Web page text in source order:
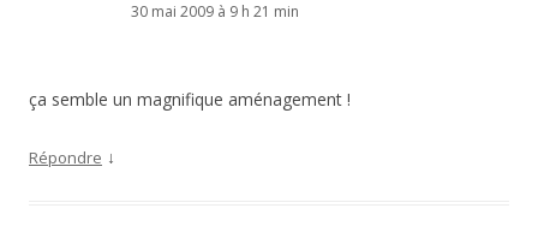
30 mai 2009 à 9 h 21 min
ça semble un magnifique aménagement !
Répondre ↓